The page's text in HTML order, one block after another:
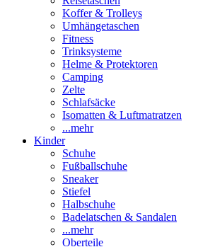
Koffer & Trolleys
Umhängetaschen
Fitness
Trinksysteme
Helme & Protektoren
Camping
Zelte
Schlafsäcke
Isomatten & Luftmatratzen
...mehr
Kinder
Schuhe
Fußballschuhe
Sneaker
Stiefel
Halbschuhe
Badelatschen & Sandalen
...mehr
Oberteile